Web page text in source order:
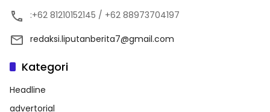
:+62 81210152145 / +62 88973704197
redaksi.liputanberita7@gmail.com
Kategori
Headline
advertorial